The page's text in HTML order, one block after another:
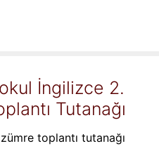
İngilizce 2.
Tutanağı
toplantı tutanağı